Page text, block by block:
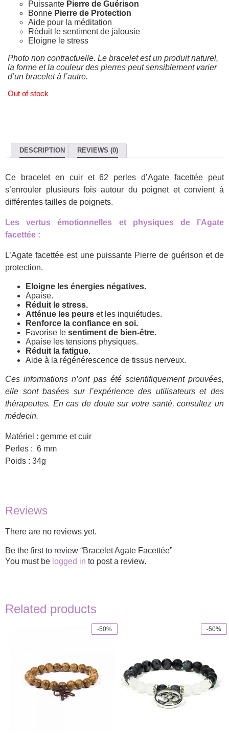
Puissante Pierre de Guérison
Bonne Pierre de Protection
Aide pour la méditation
Réduit le sentiment de jalousie
Eloigne le stress
Photo non contractuelle. Le bracelet est un produit naturel,
la forme et la couleur des pierres peut sensiblement varier
d’un bracelet à l’autre.
Out of stock
DESCRIPTION REVIEWS (0)
Ce bracelet en cuir et 62 perles d’Agate facettée peut
s’enrouler plusieurs fois autour du poignet et convient à
différentes tailles de poignets.
Lesvertus émotionnelles et physiques de l’Agate
facettée :
L’Agate facettée est une puissante Pierre de guérison et de
protection.
Eloigne les énergies négatives.
Apaise.
Réduit le stress.
Atténue les peurs et les inquiétudes.
Renforce la confiance en soi.
Favorise le sentiment de bien-être.
Apaise les tensions physiques.
Réduit la fatigue.
Aide à la régénérescence de tissus nerveux.
Ces informations n’ont pas été scientifiquement prouvées,
elle sont basées sur l’expérience des utilisateurs et des
thérapeutes. En cas de doute sur votre santé, consultez un
médecin.
Matériel : gemme et cuir
Perles : 6 mm
Poids : 34g
Reviews
There are no reviews yet.
Be the first to review “Bracelet Agate Facettée”
You must be logged in to post a review.
Related products
-50% -50%